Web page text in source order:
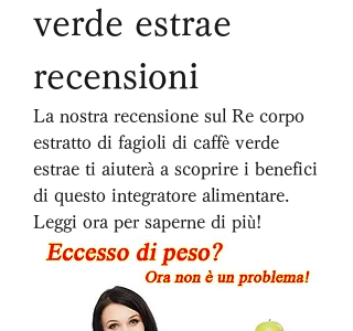
verde estrae
recensioni
La nostra recensione sul Re corpo
estratto di fagioli di caffè verde
estrae ti aiuterà a scoprire i benefici
di questo integratore alimentare.
Leggi ora per saperne di più!